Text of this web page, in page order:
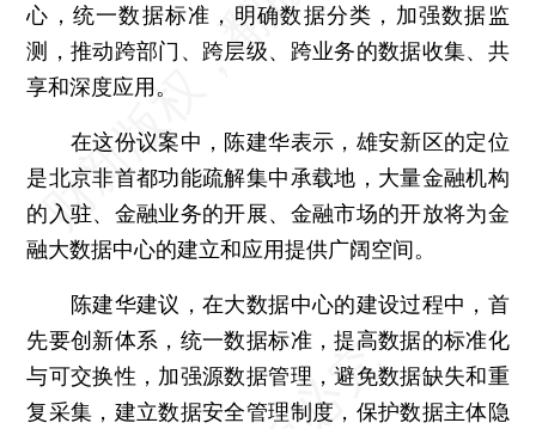
心，统一数据标准，明确数据分类，加强数据监
测，推动跨部门、跨层级、跨业务的数据收集、共
享和深度应用。
在这份议案中，陈建华表示，雄安新区的定位
是北京非首都功能疏解集中承载地，大量金融机构
的入驻、金融业务的开展、金融市场的开放将为金
融大数据中心的建立和应用提供广阔空间。
陈建华建议，在大数据中心的建设过程中，首
先要创新体系，统一数据标准，提高数据的标准化
与可交换性，加强源数据管理，避免数据缺失和重
复采集，建立数据安全管理制度，保护数据主体隐